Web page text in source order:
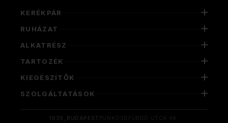
KERÉKPÁR
RUHÁZAT
ALKATRÉSZ
TARTOZÉK
KIEGÉSZÍTŐK
SZOLGÁLTATÁSOK
1039, BUDAPEST
PÜNKÖSDFÜRDŐ UTCA 48.